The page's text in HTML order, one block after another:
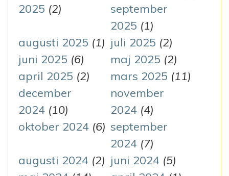
2025 (2)
september
2025 (1)
augusti 2025 (1) juli 2025 (2)
juni 2025 (6) maj 2025 (2)
april 2025 (2) mars 2025 (11)
december
2024 (10)
november
2024 (4)
oktober 2024 (6) september
2024 (7)
augusti 2024 (2) juni 2024 (5)